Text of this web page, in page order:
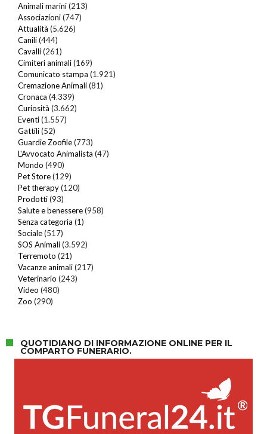
Animali marini(213)
Associazioni(747)
Attualità (5.626)
Canili(444)
Cavalli(261)
Cimiteri animali(169)
Comunicato stampa (1.921)
Cremazione Animali(81)
Cronaca (4.339)
Curiosità (3.662)
Eventi(1.557)
Gattili(52)
Guardie Zoofile(773)
L'Avvocato Animalista (47)
Mondo (490)
Pet Store(129)
Pet therapy(120)
Prodotti(93)
Salute e benessere(958)
Senza categoria (1)
Sociale(517)
SOS Animali(3.592)
Terremoto (21)
Vacanze animali(217)
Veterinario (243)
Video (480)
Zoo (290)
QUOTIDIANO DI INFORMAZIONE ONLINE PER IL
COMPARTO FUNERARIO.